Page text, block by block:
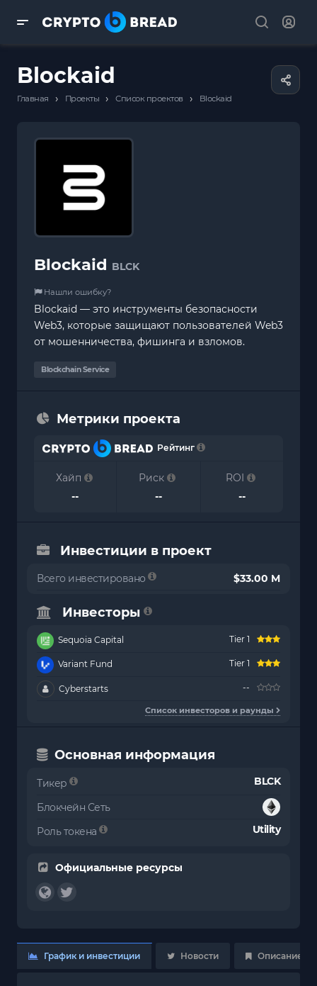
Blockaid
Главная › Проекты › Список проектов › Blockaid
Blockaid BLCK
Нашли ошибку?
Blockaid — это инструменты безопасности
Web3, которые защищают пользователей Web3
от мошенничества, фишинга и взломов.
Blockchain Service
Метрики проекта
Рейтинг
Хайп
--
Риск
--
ROI
--
Инвестиции в проект
Всего инвестировано $33.00 M
Инвесторы
Sequoia Capital Tier 1
Variant Fund Tier 1
Cyberstarts --
Список инвесторов и раунды
Основная информация
Тикер BLCK
Блокчейн Сеть
Роль токена
Utility
Официальные ресурсы
График и инвестиции Новости Описание